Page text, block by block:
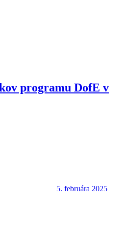
programu DofE v
5. februára 2025